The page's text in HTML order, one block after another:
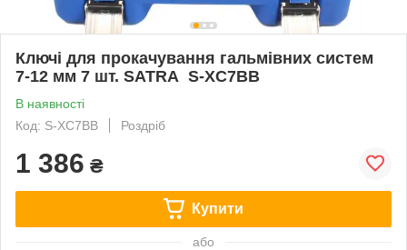
Ключі для прокачування гальмівних систем
7-12 мм 7 шт. SATRA S-XC7BB
В наявності
Код: S-XC7BB
Роздріб
1 386 ₴
Купити
або